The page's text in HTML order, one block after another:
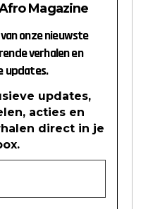
Magazine
onze nieuwste
verhalen en
updates.
updates,
acties en
direct in je